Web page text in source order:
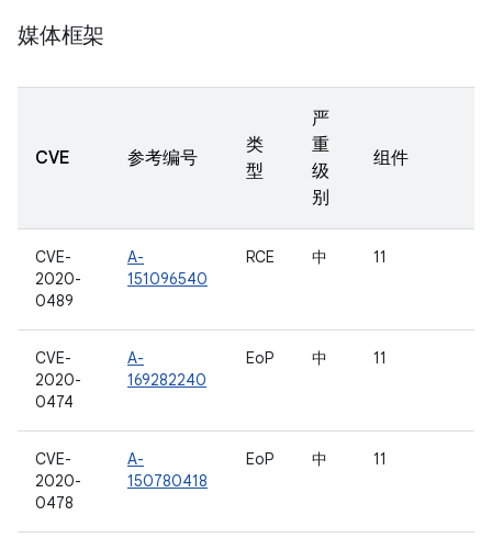
媒体框架
CVE 参考编号
类
型
严
重
级
别
组件
CVE-
2020-
0489
A-
151096540
RCE 中 11
CVE-
2020-
0474
A-
169282240
EoP 中 11
CVE-
2020-
0478
A-
150780418
EoP 中 11